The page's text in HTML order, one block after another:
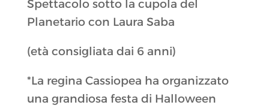
Spettacolo sotto la cupola del
Planetario con Laura Saba
(età consigliata dai 6 anni)
*La regina Cassiopea ha organizzato
una grandiosa festa di Halloween